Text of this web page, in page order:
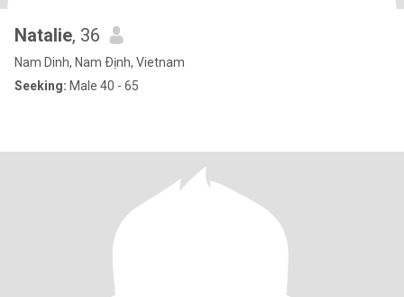
Natalie, 36
Nam Dinh, Nam Ðịnh, Vietnam
Seeking: Male 40 - 65